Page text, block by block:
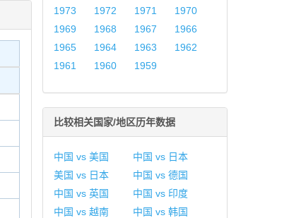
1973
1972 1971
1970
1969
1968 1967
1966
1965
1964 1963
1962
1961
1960 1959
比较相关国家/地区历年数据
中国 vs 美国
中国 vs 日本
美国 vs 日本
中国 vs 德国
中国 vs 英国
中国 vs 印度
中国 vs 越南
中国 vs 韩国